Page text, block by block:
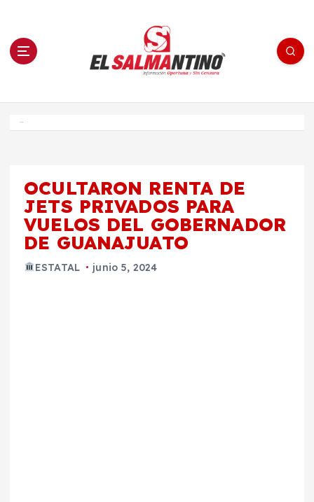
n El Salmantino - medios/noticias/editorial
OCULTARON RENTA DE
JETS PRIVADOS PARA
VUELOS DEL GOBERNADOR
DE GUANAJUATO
ESTATAL junio 5, 2024